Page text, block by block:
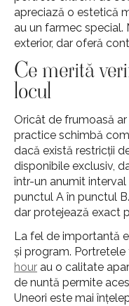
apreciază o estetică
au un farmec special.
exterior, dar oferă
Ce merită
locul
Oricât de frumoasă
practice schimbă
dacă există restricții
disponibile exclusiv,
într-un anumit
punctul A în punctul
dar protejează exact
La fel de importantă
și program. Portretele
hour au o calitate
de nuntă permite
Uneori este mai